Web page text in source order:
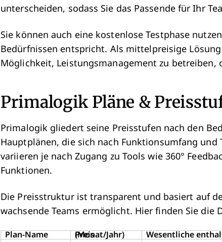
unterscheiden, sodass Sie das Passende für Ihr
Sie können auch eine kostenlose Testphase
Bedürfnissen entspricht. Als mittelpreisige
Möglichkeit, Leistungsmanagement zu betreiben,
Primalogik Pläne &
Primalogik gliedert seine Preisstufen nach den
Hauptplänen, die sich nach Funktionsumfang und
variieren je nach Zugang zu Tools wie 360°
Funktionen.
Die Preisstruktur ist transparent und basiert auf
wachsende Teams ermöglicht. Hier finden Sie die
Plan-Name Preis (Monat/Jahr) Wesentliche